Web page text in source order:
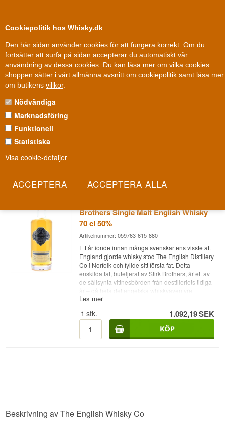
Cookiepolitik hos Whisky.dk
Den här sidan använder cookies för att fungera korrekt. Om du
fortsätter att surfa på sidan accepterar du automatiskt vår
användning av dessa cookies. Du kan läsa mer om vilka cookies
shoppen sätter i vårt allmänna avsnitt om cookiepolitik samt läsa mer
om butikens villkor.
Nödvändiga
Marknadsföring
Funktionell
Statistiska
Visa cookie-detaljer
Fri leverans Fri frakt vid 899 dkk
Whisky»Whiskydestillerier
THE ENGLISH WHISKY CO
När St George's Distillery öppnade i Norfolk 2006 var det Englands
första nya whiskydestilleri på över hundra år. Familjen Nelstrop
whisky lika seriöst som grannen i norr.
Brothers Single Malt English Whisky
70 cl 50%
Artikelnummer: 059763-615-880
Ett årtionde innan många svenskar ens visste att
England gjorde whisky stod The English Distillery
Co i Norfolk och fyllde sitt första fat. Detta
enskilda fat, buteljerat av Stirk Brothers, är ett av
de sällsynta vittnesbörden från destilleriets tidiga
år – då hela det engelska whiskyäventyret
fortfarande var ett försök.
Expertens beskrivning
The English Distillery Co 10 år Stirk Brothers är
en Single Malt English Whisky lagrad på ett ex-
buteljeraren Stirk Brothers, som tog 254 flaskor
Les mer
1 stk. 1.092,19SEK
Beskrivning av The English Whisky Co